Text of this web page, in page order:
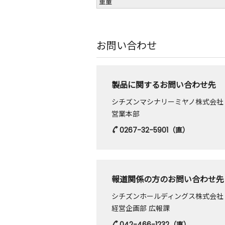
お問い合わせ
製品に関するお問い合わせ先
シチズンマシナリーミヤノ株式会社
営業本部
0267-32-5901 （直）
報道関係の方のお問い合わせ先
シチズンホールディングス株式会社
経営企画部 広報課